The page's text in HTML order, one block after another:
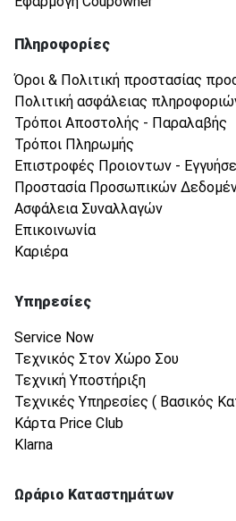
Πληροφορίες
Όροι & Πολιτική προστασίας
Πολιτική ασφάλειας
Τρόποι Αποστολής - Παραλαβής
Τρόποι Πληρωμής
Επιστροφές Προιοντων -
Προστασία Προσωπικών
Ασφάλεια Συναλλαγών
Επικοινωνία
Καριέρα
Υπηρεσίες
Service Now
Τεχνικός Στον Χώρο Σου
Τεχνική Υποστήριξη
Τεχνικές Υπηρεσίες ( Βασικός
Κάρτα Price Club
Klarna
Ωράριο Καταστημάτων